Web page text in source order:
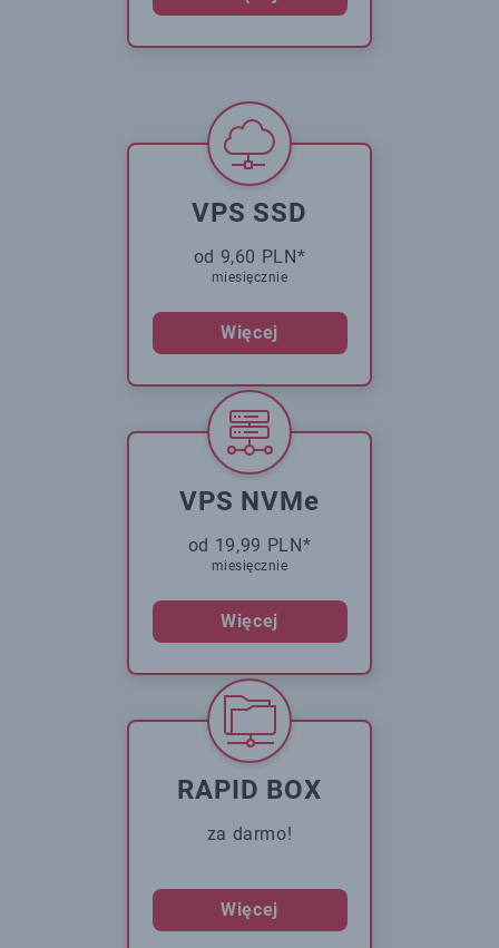
VPS SSD
od 9,60 PLN*
miesięcznie
Więcej
VPS NVMe
od 19,99 PLN*
miesięcznie
Więcej
RAPID BOX
za darmo!
Więcej